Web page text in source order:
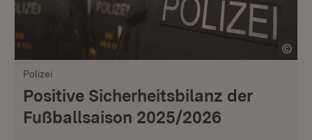
Polizei
Positive Sicherheitsbilanz der
Fußballsaison 2025/2026